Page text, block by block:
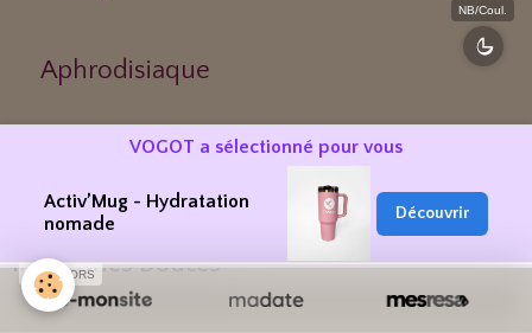
Aphrodisiaque
Médecines Douces
NB/Coul.
VOGOT a sélectionné pour vous
Activ’Mug - Hydratation
nomade
Découvrir
SPONSORS